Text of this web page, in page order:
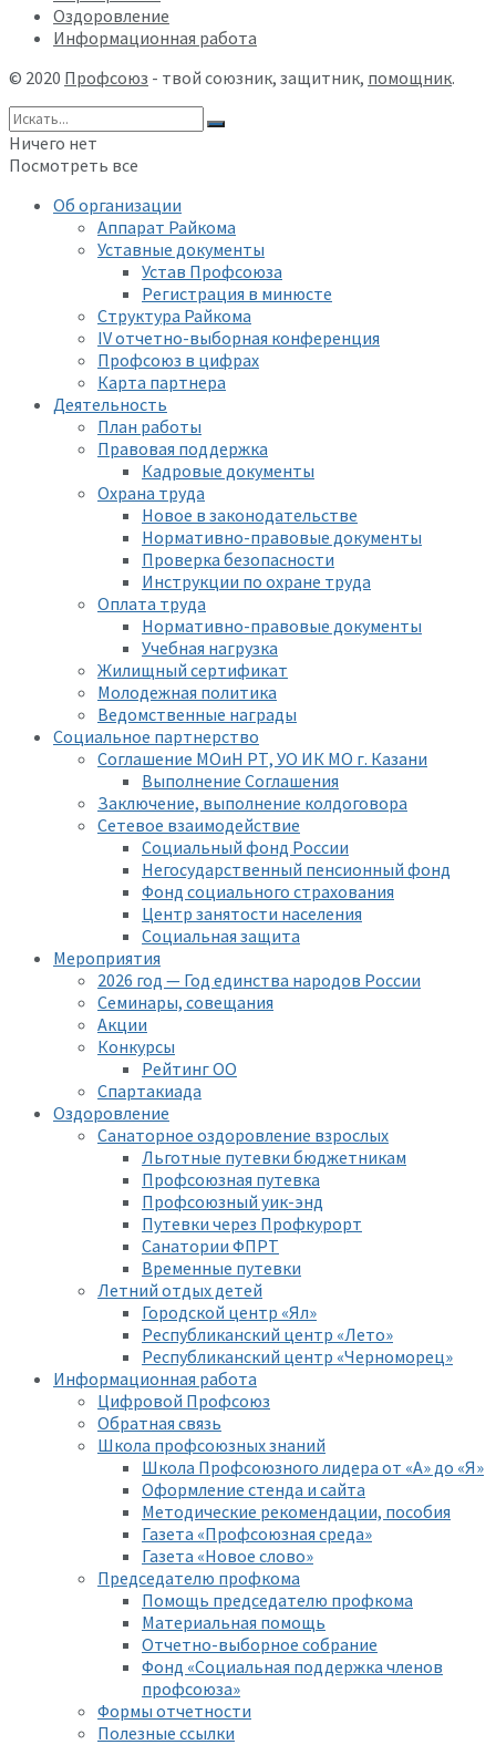
Оздоровление
Информационная работа
© 2020 Профсоюз - твой союзник, защитник, помощник.
Ничего нет
Посмотреть все
Об организации
Аппарат Райкома
Уставные документы
Устав Профсоюза
Регистрация в минюсте
Структура Райкома
IV отчетно-выборная конференция
Профсоюз в цифрах
Карта партнера
Деятельность
План работы
Правовая поддержка
Кадровые документы
Охрана труда
Новое в законодательстве
Нормативно-правовые документы
Проверка безопасности
Инструкции по охране труда
Оплата труда
Нормативно-правовые документы
Учебная нагрузка
Жилищный сертификат
Молодежная политика
Ведомственные награды
Социальное партнерство
Соглашение МОиН РТ, УО ИК МО г. Казани
Выполнение Соглашения
Заключение, выполнение колдоговора
Сетевое взаимодействие
Социальный фонд России
Негосударственный пенсионный фонд
Фонд социального страхования
Центр занятости населения
Социальная защита
Мероприятия
2026 год — Год единства народов России
Семинары, совещания
Акции
Конкурсы
Рейтинг ОО
Спартакиада
Оздоровление
Санаторное оздоровление взрослых
Льготные путевки бюджетникам
Профсоюзная путевка
Профсоюзный уик-энд
Путевки через Профкурорт
Санатории ФПРТ
Временные путевки
Летний отдых детей
Городской центр «Ял»
Республиканский центр «Лето»
Республиканский центр «Черноморец»
Информационная работа
Цифровой Профсоюз
Обратная связь
Школа профсоюзных знаний
Школа Профсоюзного лидера от «А» до «Я»
Оформление стенда и сайта
Методические рекомендации, пособия
Газета «Профсоюзная среда»
Газета «Новое слово»
Председателю профкома
Помощь председателю профкома
Материальная помощь
Отчетно-выборное собрание
Фонд «Социальная поддержка членов
профсоюза»
Формы отчетности
Полезные ссылки